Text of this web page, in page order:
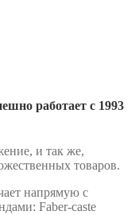
работает с 1993
и так же,
товаров.
напрямую с
Faber-caste